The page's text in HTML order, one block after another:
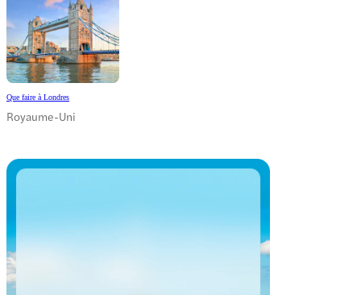
Que faire à Londres
Royaume-Uni